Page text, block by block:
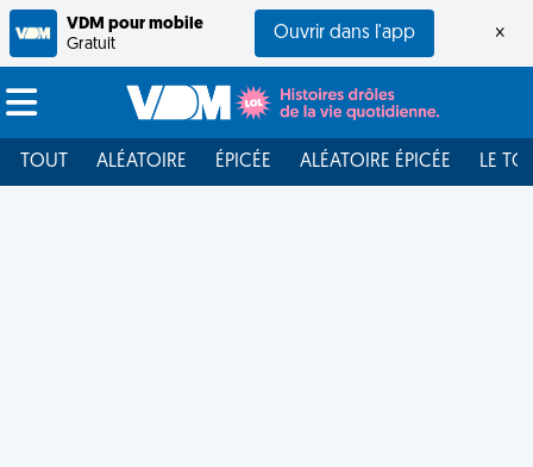
VDM pour mobile
Gratuit
Ouvrir dans l'app ×
TOUT ALÉATOIRE ÉPICÉE ALÉATOIRE ÉPICÉE LE